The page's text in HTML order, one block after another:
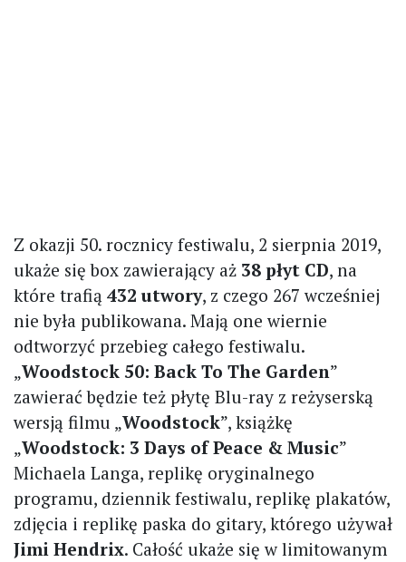
Z okazji 50. rocznicy festiwalu, 2 sierpnia 2019,
ukaże się box zawierający aż 38 płyt CD, na
które trafią 432 utwory, z czego 267 wcześniej
nie była publikowana. Mają one wiernie
odtworzyć przebieg całego festiwalu.
„Woodstock 50: Back To The Garden”
zawierać będzie też płytę Blu-ray z reżyserską
wersją filmu „Woodstock”, książkę
„Woodstock: 3 Days of Peace & Music”
Michaela Langa, replikę oryginalnego
programu, dziennik festiwalu, replikę plakatów,
zdjęcia i replikę paska do gitary, którego używał
Jimi Hendrix. Całość ukaże się w limitowanym